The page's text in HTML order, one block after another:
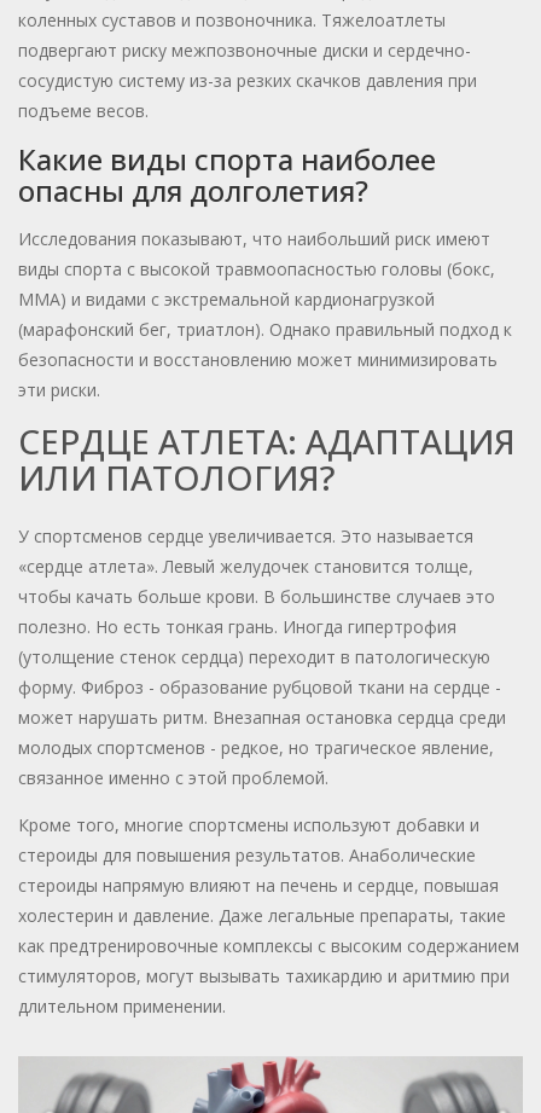
коленных суставов и позвоночника. Тяжелоатлеты
подвергают риску межпозвоночные диски и сердечно-
сосудистую систему из-за резких скачков давления при
подъеме весов.
Какие виды спорта наиболее
опасны для долголетия?
Исследования показывают, что наибольший риск имеют
виды спорта с высокой травмоопасностью головы (бокс,
ММА) и видами с экстремальной кардионагрузкой
(марафонский бег, триатлон). Однако правильный подход к
безопасности и восстановлению может минимизировать
эти риски.
СЕРДЦЕ АТЛЕТА: АДАПТАЦИЯ
ИЛИ ПАТОЛОГИЯ?
У спортсменов сердце увеличивается. Это называется
«сердце атлета». Левый желудочек становится толще,
чтобы качать больше крови. В большинстве случаев это
полезно. Но есть тонкая грань. Иногда гипертрофия
(утолщение стенок сердца) переходит в патологическую
форму. Фиброз - образование рубцовой ткани на сердце -
может нарушать ритм. Внезапная остановка сердца среди
молодых спортсменов - редкое, но трагическое явление,
связанное именно с этой проблемой.
Кроме того, многие спортсмены используют добавки и
стероиды для повышения результатов. Анаболические
стероиды напрямую влияют на печень и сердце, повышая
холестерин и давление. Даже легальные препараты, такие
как предтренировочные комплексы с высоким содержанием
стимуляторов, могут вызывать тахикардию и аритмию при
длительном применении.